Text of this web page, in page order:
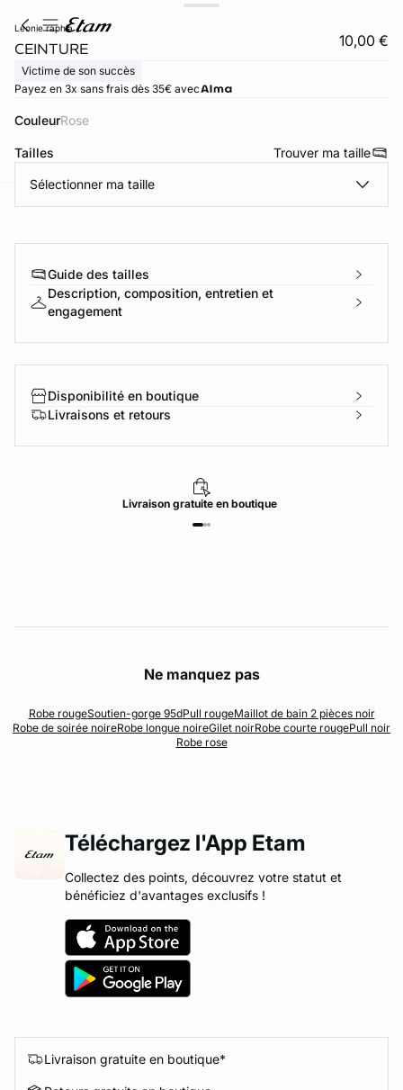
leonie raphia
CEINTURE 10,00 €
Victime de son succès
Payez en 3x sans frais dès 35€ avec
Couleur rose
Tailles Trouver ma taille
Sélectionner ma taille
Guide des tailles
Description, composition, entretien et
engagement
Disponibilité en boutique
Livraisons et retours
Livraisongratuiteen boutique
Ne manquez pas
Robe rougeSoutien-gorge 95dPull rougeMaillot de bain 2 pièces noir
Robe de soirée noireRobe longue noireGilet noirRobe courte rougePull noir
Robe rose
Téléchargez l'App Etam
Collectez des points, découvrez votre statut et
bénéficiez d'avantages exclusifs !
Livraison gratuite en boutique*